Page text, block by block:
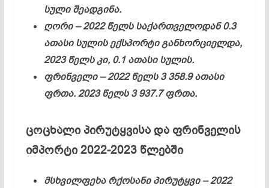
სული შეადგინა.
ღორი – 2022 წელს საქართველოდან 0.3
ათასი სულის ექსპორტი განხორციელდა,
2023 წელს კი, 0.1 ათასი სულის.
ფრინველი – 2022 წელს 3 358.9 ათასი
ფრთა. 2023 წელს 3 937.7 ფრთა.
ცოცხალი პირუტყვისა და ფრინველის
იმპორტი 2022-2023 წლებში
მსხვილფეხა რქოსანი პირუტყვი – 2022